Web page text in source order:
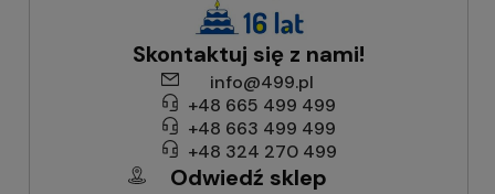
Skontaktuj się z nami!
info@499.pl
+48 665 499 499
+48 663 499 499
+48 324 270 499
Odwiedź sklep